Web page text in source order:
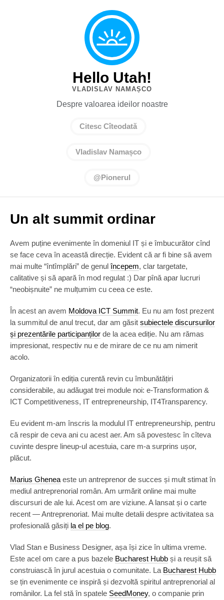
Hello Utah!
VLADISLAV NAMAȘCO
Despre valoarea ideilor noastre
Citesc Cîteodată
Vladislav Namașco
@Pionerul
Un alt summit ordinar
Avem puține evenimente în domeniul IT și e îmbucurător cînd
se face ceva în această direcție. Evident că ar fi bine să avem
mai multe “întîmplări” de genulîncepem, clar targetate,
calitative și să apară în mod regulat :) Dar pînă apar lucruri
“neobișnuite” ne mulțumim cu ceea ce este.
În acest an avem Moldova ICT Summit. Eu nu am fost prezent
la summitul de anul trecut, dar am găsit subiectele discursurilor
și prezentările participanților de la acea ediție. Nu am rămas
impresionat, respectiv nu e de mirare de ce nu am nimerit
acolo.
Organizatorii în ediția curentă revin cu îmbunătățiri
considerabile, au adăugat trei module noi: e-Transformation &
ICT Competitiveness, IT entrepreneurship, IT4Transparency.
Eu evident m-am înscris la modulul IT entrepreneurship, pentru
că respir de ceva ani cu acest aer. Am să povestesc în cîteva
cuvinte despre lineup-ul acestuia, care m-a surprins ușor,
plăcut.
Marius Ghenea este un antreprenor de succes și mult stimat în
mediul antreprenorial român. Am urmărit online mai multe
discursuri de ale lui. Acest om are viziune. A lansat și o carte
recent — Antreprenoriat. Mai multe detalii despre activitatea sa
profesională găsiți la el pe blog.
Vlad Stan e Business Designer, așa își zice în ultima vreme.
Este acel om care a pus bazele Bucharest Hubb și a reușit să
construiască în jurul acestuia o comunitate. La Bucharest Hubb
se țin evenimente ce inspiră și dezvoltă spiritul antreprenorial al
românilor. La fel stă în spatele SeedMoney, o companie prin